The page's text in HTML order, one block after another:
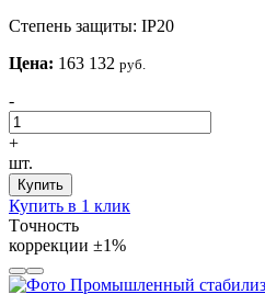
Степень защиты: IP20
Цена: 163 132 руб.
-
+
шт.
Купить
Купить в 1 клик
Tочность
коррекции ±1%